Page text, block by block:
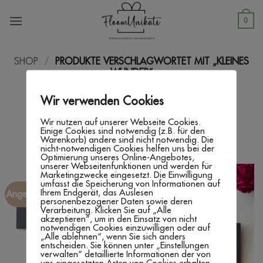
Inhalt
0
SHOP /
PRODUKTE VERSCHLAGWORTET MIT „KLEINES
WUNDER“
FILTER
Angebot! Angebot!
Wir verwenden Cookies
Wir nutzen auf unserer Webseite Cookies.
Einige Cookies sind notwendig (z.B. für den
Warenkorb) andere sind nicht notwendig. Die
nicht-notwendigen Cookies helfen uns bei der
Optimierung unseres Online-Angebotes,
unserer Webseitenfunktionen und werden für
Marketingzwecke eingesetzt. Die Einwilligung
umfasst die Speicherung von Informationen auf
Ihrem Endgerät, das Auslesen
personenbezogener Daten sowie deren
Verarbeitung. Klicken Sie auf „Alle
akzeptieren“, um in den Einsatz von nicht
notwendigen Cookies einzuwilligen oder auf
„Alle ablehnen“, wenn Sie sich anders
entscheiden. Sie können unter „Einstellungen
verwalten“ detaillierte Informationen der von